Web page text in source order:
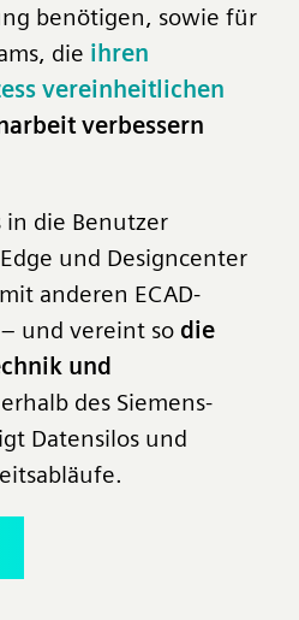
benötigen, sowie für
die ihren
vereinheitlichen
verbessern
in die Benutzer
und Designcenter
anderen ECAD-
und vereint so die
und
des Siemens-
Datensilos und